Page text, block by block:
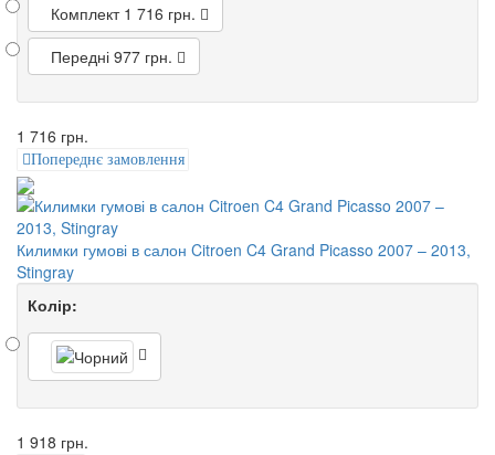
Комплект 1 716 грн.
Передні 977 грн.
1 716 грн.
Попереднє замовлення
Килимки гумові в салон Citroen C4 Grand Picasso 2007 – 2013,
Stingray
Колір:
1 918 грн.